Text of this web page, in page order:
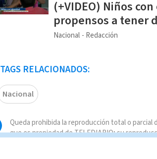
(+VIDEO) Niños
propensos a tener
Nacional Redacción
TAGS RELACIONADOS:
Nacional
Queda prohibida la reproducción total o parcial
que es propiedad de TELEDIARIO; su